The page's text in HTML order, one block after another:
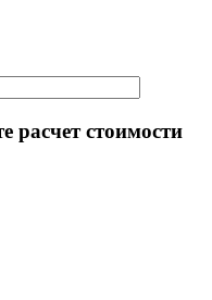
расчет стоимости